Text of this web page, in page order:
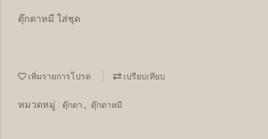
ตุ๊กตาหมี ใส่ชุด
เพิ่มรายการโปรด เปรียบเทียบ
หมวดหมู่ : ตุ๊กตา , ตุ๊กตาหมี